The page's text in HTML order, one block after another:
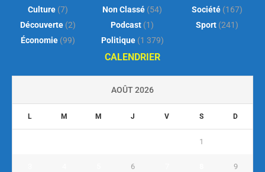
Culture (7)
Découverte (2)
Économie (99)
Non Classé (54)
Podcast (1)
Politique(1 379)
Société(167)
Sport(241)
CALENDRIER
AOÛT 2026
L M M J V S D
1
6 9